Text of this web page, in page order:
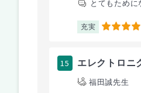
とてもために
充実 5
15 エレクトロニ
福田誠先生